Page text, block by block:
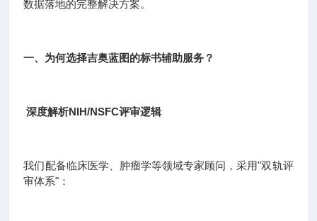
数据落地的完整解决方案。
一、为何选择吉奥蓝图的标书辅助服务？
深度解析NIH/NSFC评审逻辑
我们配备临床医学、肿瘤学等领域专家顾问，采用"双轨评
审体系"：